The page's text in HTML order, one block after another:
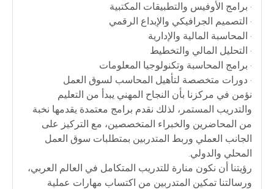
• برامج الأوفيس والتطبيقات المكتبية
• التصميم الجرافيكي والإبداع الرقمي
• المحاسبة المالية والإدارية
• التحليل المالي والتخطيط
• برامج المحاسبة وتكنولوجيا المعلومات
• دورات متخصصة لتأهيل المحاسب لسوق العمل
نؤمن في مركزنا بأن النجاح المهني يبدأ من التعليم
والتدريب المستمر، لذلك نقدم برامج معتمدة يقدمها نخبة
من المحاضرين والخبراء المتخصصين، مع التركيز على
الجانب العملي وربط المتدربين بمتطلبات سوق العمل
المحلي والدولي.
رؤيتنا أن نكون منارة للتدريب المتكامل في العالم العربي،
ورسالتنا تمكين المتدربين من اكتساب مهارات عملية